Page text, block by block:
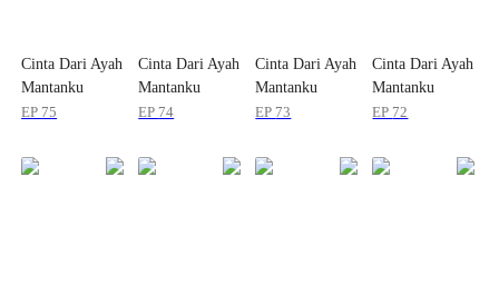
Cinta Dari Ayah
Mantanku
EP 75
Cinta Dari Ayah
Mantanku
EP 74
Cinta Dari Ayah
Mantanku
EP 73
Cinta Dari Ayah
Mantanku
EP 72